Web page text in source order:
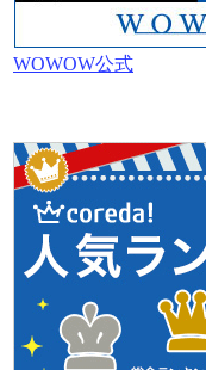
WOWOW公式